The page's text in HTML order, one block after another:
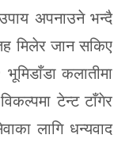
अपनाउने भन्दै
मिलेर जान सकिए
कलातीमा
टेन्ट टाँगेर
लागि धन्यवाद